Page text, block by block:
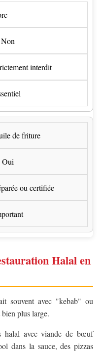
Non
interdit
de friture
Oui
ou certifiée
Halal en
souvent avec "kebab" ou
plus large.
halal avec viande de bœuf
dans la sauce, des pizzas